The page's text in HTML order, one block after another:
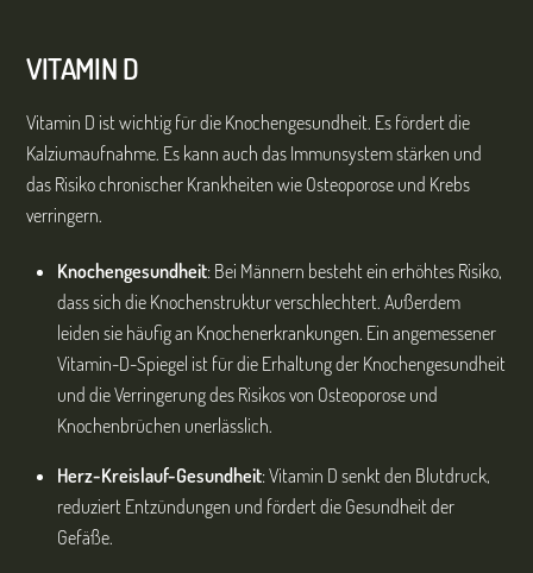
VITAMIN D
Vitamin D ist wichtig für die Knochengesundheit. Es fördert die
Kalziumaufnahme. Es kann auch das Immunsystem stärken und
das Risiko chronischer Krankheiten wie Osteoporose und Krebs
verringern.
Knochengesundheit: Bei Männern besteht ein erhöhtes Risiko,
dass sich die Knochenstruktur verschlechtert. Außerdem
leiden sie häufig an Knochenerkrankungen. Ein angemessener
Vitamin-D-Spiegel ist für die Erhaltung der Knochengesundheit
und die Verringerung des Risikos von Osteoporose und
Knochenbrüchen unerlässlich.
Herz-Kreislauf-Gesundheit: Vitamin D senkt den Blutdruck,
reduziert Entzündungen und fördert die Gesundheit der
Gefäße.